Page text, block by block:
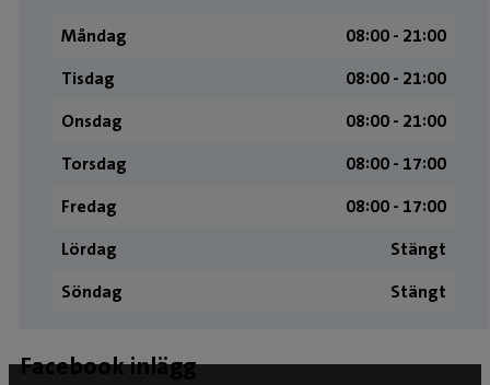
Måndag
08:00 ­- 21:00
Tisdag
08:00 ­- 21:00
Onsdag
08:00 ­- 21:00
Torsdag
08:00 ­- 17:00
Fredag
08:00 ­- 17:00
Lördag
Stängt
Söndag
Stängt
Facebook inlägg